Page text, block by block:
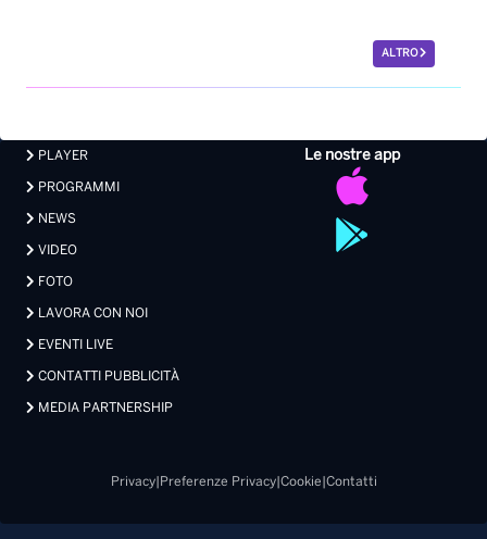
ALTRO
Le nostre app
PLAYER
PROGRAMMI
NEWS
VIDEO
FOTO
LAVORA CON NOI
EVENTI LIVE
CONTATTI PUBBLICITÀ
MEDIA PARTNERSHIP
Privacy| Preferenze Privacy| Cookie Contatti